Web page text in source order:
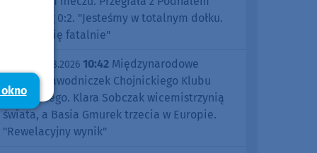
Nowy Targ 0:2. "Jesteśmy w totalnym dołku.
Czujemy się fatalnie"
środa, 05.08.2026 10:42 Międzynarodowe
sukcesy zawodniczek Chojnickiego Klubu
Żeglarskiego. Klara Sobczak wicemistrzynią
świata, a Basia Gmurek trzecia w Europie.
"Rewelacyjny wynik"